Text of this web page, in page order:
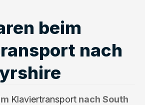
beim
nach
Klaviertransport nach South